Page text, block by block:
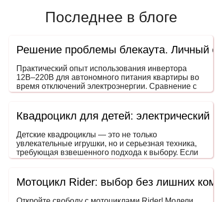
Последнее в блоге
Решение проблемы блекаута. Личный
Практический опыт использования инвертора
12В–220В для автономного питания квартиры во
время отключений электроэнергии. Сравнение с
генераторами, ИБП и power station. На что
формы сигнала.
Квадроцикл для детей: электрический
Детские квадроциклы — это не только
увлекательные игрушки, но и серьезная техника,
требующая взвешенного подхода к выбору. Если
вы задумались, как выбрать квадроцикл для
безопасной, разумной и в пределах вашего
бюджета. Ведь речь идет не просто о развлечении
— речь о безопасном транспорте, развивающем
Мотоцикл Rider: выбор без лишних